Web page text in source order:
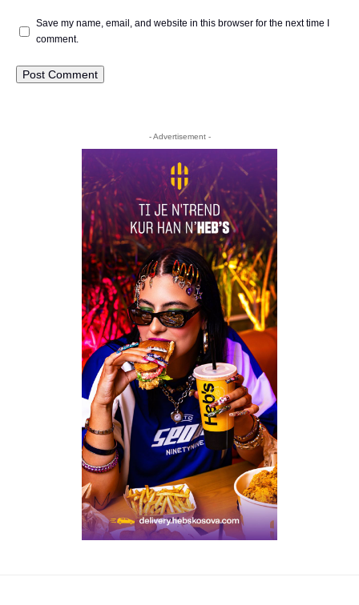
Save my name, email, and website in this browser for the next time I
comment.
- Advertisement -